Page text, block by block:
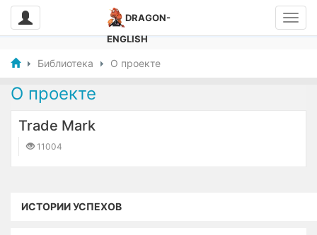
DRAGON-
ENGLISH
Библиотека О проекте
О проекте
Trade Mark
11004
ИСТОРИИ УСПЕХОВ